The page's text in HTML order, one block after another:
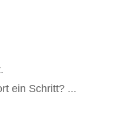
ein Schritt? ...